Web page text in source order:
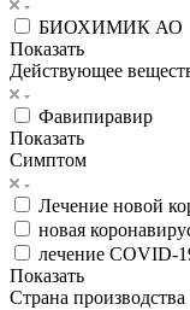
БИОХИМИК АО
Показать
Действующее
Фавипиравир
Показать
Симптом
Лечение новой
новая
лечение COVID-
Показать
Страна производства